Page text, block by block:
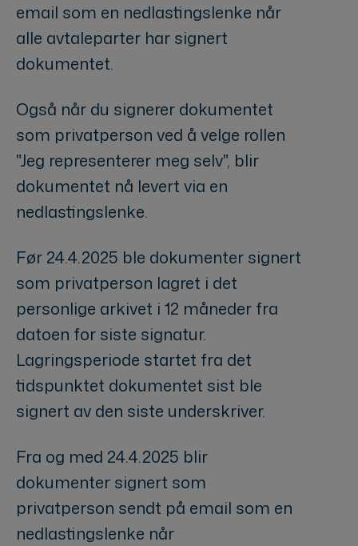
email som en nedlastingslenke når
alle avtaleparter har signert
dokumentet.
Også når du signerer dokumentet
som privatperson ved å velge rollen
"Jeg representerer meg selv", blir
dokumentet nå levert via en
nedlastingslenke.
Før 24.4.2025 ble dokumenter signert
som privatperson lagret i det
personlige arkivet i 12 måneder fra
datoen for siste signatur.
Lagringsperiode startet fra det
tidspunktet dokumentet sist ble
signert av den siste underskriver.
Fra og med 24.4.2025 blir
dokumenter signert som
privatperson sendt på email som en
nedlastingslenke når